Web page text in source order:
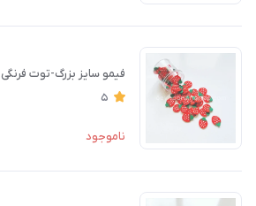
فیمو سایز بزرگ-توت فرنگی
5
ناموجود